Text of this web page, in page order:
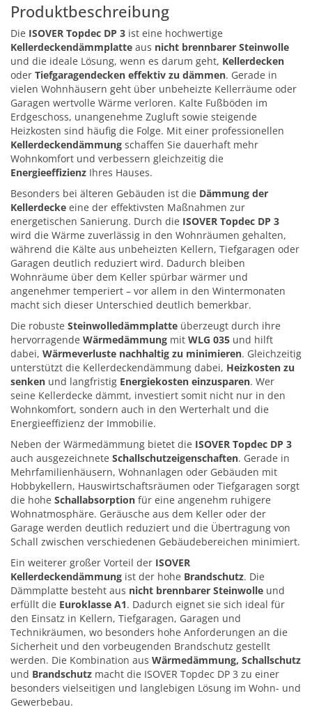
Produktbeschreibung
Die ISOVER Topdec DP 3 ist eine hochwertige
Kellerdeckendämmplatte aus nicht brennbarer Steinwolle
und die ideale Lösung, wenn es darum geht, Kellerdecken
oder Tiefgaragendecken effektiv zu dämmen. Gerade in
vielen Wohnhäusern geht über unbeheizte Kellerräume oder
Garagen wertvolle Wärme verloren. Kalte Fußböden im
Erdgeschoss, unangenehme Zugluft sowie steigende
Heizkosten sind häufig die Folge. Mit einer professionellen
Kellerdeckendämmung schaffen Sie dauerhaft mehr
Wohnkomfort und verbessern gleichzeitig die
Energieeffizienz Ihres Hauses.
Besonders bei älteren Gebäuden ist die Dämmung der
Kellerdecke eine der effektivsten Maßnahmen zur
energetischen Sanierung. Durch die ISOVER Topdec DP 3
wird die Wärme zuverlässig in den Wohnräumen gehalten,
während die Kälte aus unbeheizten Kellern, Tiefgaragen oder
Garagen deutlich reduziert wird. Dadurch bleiben
Wohnräume über dem Keller spürbar wärmer und
angenehmer temperiert – vor allem in den Wintermonaten
macht sich dieser Unterschied deutlich bemerkbar.
Die robuste Steinwolledämmplatte überzeugt durch ihre
hervorragende Wärmedämmung mit WLG 035 und hilft
dabei, Wärmeverluste nachhaltig zu minimieren. Gleichzeitig
unterstützt die Kellerdeckendämmung dabei, Heizkosten zu
senken und langfristig Energiekosten einzusparen. Wer
seine Kellerdecke dämmt, investiert somit nicht nur in den
Wohnkomfort, sondern auch in den Werterhalt und die
Energieeffizienz der Immobilie.
Neben der Wärmedämmung bietet die ISOVER Topdec DP 3
auch ausgezeichnete Schallschutzeigenschaften. Gerade in
Mehrfamilienhäusern, Wohnanlagen oder Gebäuden mit
Hobbykellern, Hauswirtschaftsräumen oder Tiefgaragen sorgt
die hohe Schallabsorption für eine angenehm ruhigere
Wohnatmosphäre. Geräusche aus dem Keller oder der
Garage werden deutlich reduziert und die Übertragung von
Schall zwischen verschiedenen Gebäudebereichen minimiert.
Ein weiterer großer Vorteil der ISOVER
Kellerdeckendämmung ist der hohe Brandschutz. Die
Dämmplatte besteht aus nicht brennbarer Steinwolle und
erfüllt die Euroklasse A1. Dadurch eignet sie sich ideal für
den Einsatz in Kellern, Tiefgaragen, Garagen und
Technikräumen, wo besonders hohe Anforderungen an die
Sicherheit und den vorbeugenden Brandschutz gestellt
werden. Die Kombination aus Wärmedämmung, Schallschutz
und Brandschutz macht die ISOVER Topdec DP 3 zu einer
besonders vielseitigen und langlebigen Lösung im Wohn- und
Gewerbebau.